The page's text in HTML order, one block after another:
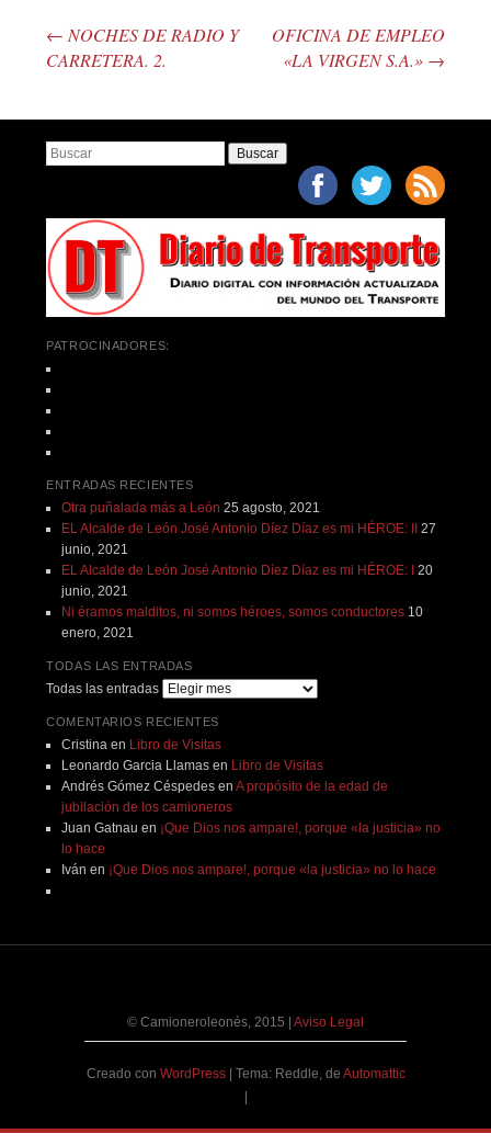
Post navigation
← NOCHES DE RADIO Y
CARRETERA. 2.
OFICINA DE EMPLEO
«LA VIRGEN S.A.» →
Buscar
PATROCINADORES:
ENTRADAS RECIENTES
Otra puñalada más a León 25 agosto, 2021
EL Alcalde de León José Antonio Díez Díaz es mi HÉROE: II
27
junio, 2021
EL Alcalde de León José Antonio Díez Díaz es mi HÉROE: I
20
junio, 2021
Ni éramos malditos, ni somos héroes, somos conductores 10
enero, 2021
TODAS LAS ENTRADAS
Todas las entradas
COMENTARIOS RECIENTES
Cristinaen Libro de Visitas
Leonardo Garcia Llamasen Libro de Visitas
Andrés Gómez Céspedesen A propósito de la edad de
jubilación de los camioneros
Juan Gatnau en ¡Que Dios nos ampare!, porque «la justicia» no
lo hace
Iván en ¡Que Dios nos ampare!, porque «la justicia» no lo hace
© Camioneroleonés, 2015 | Aviso Legal
Creado con WordPress Tema: Reddle, de Automattic